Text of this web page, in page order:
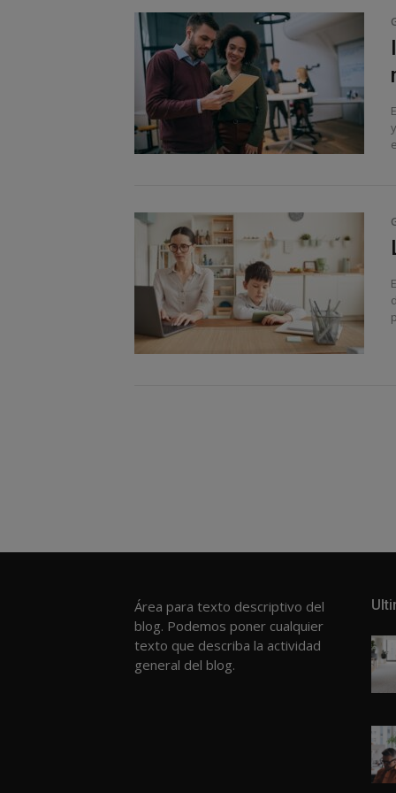
Área para texto descriptivo del
blog. Podemos poner cualquier
texto que describa la actividad
general del blog.